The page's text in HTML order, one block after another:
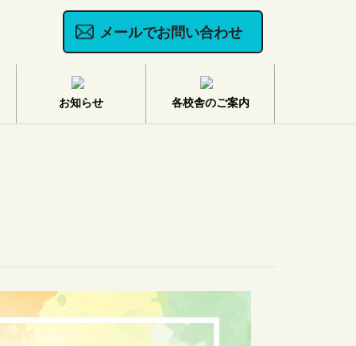
メールでお問い合わせ
お知らせ 各校舎のご案内